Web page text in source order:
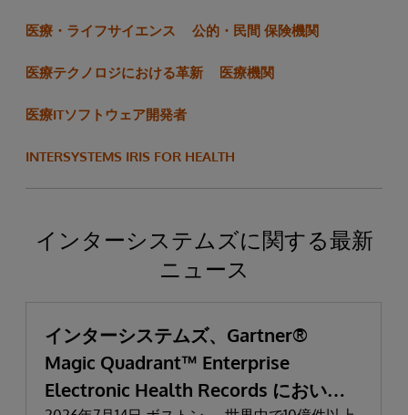
医療・ライフサイエンス 公的・民間 保険機関
医療テクノロジにおける革新 医療機関
医療ITソフトウェア開発者
INTERSYSTEMS IRIS FOR HEALTH
インターシステムズに関する最新
ニュース
インターシステムズ、Gartner®
Magic Quadrant™ Enterprise
Electronic Health Records において